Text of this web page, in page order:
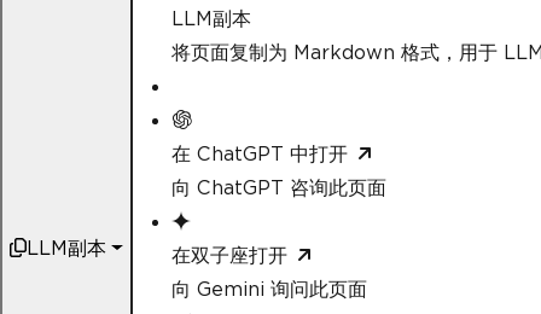
LLM副本
LLM副本
将页面复制为 Markdown 格式，用于
在 ChatGPT 中打开
向 ChatGPT 咨询此页面
在双子座打开
向 Gemini 询问此页面